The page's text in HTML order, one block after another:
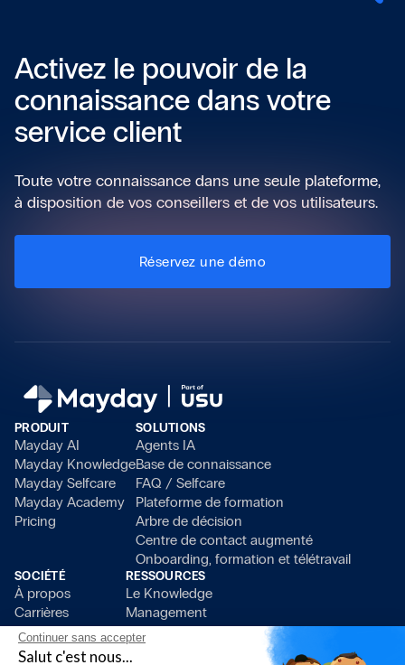
Activez le pouvoir de la
connaissance dans votre
service client
Toute votre connaissance dans une seule plateforme,
à disposition de vos conseillers et de vos utilisateurs.
Réservez une démo
PRODUIT
Mayday AI
Mayday Knowledge
Mayday Selfcare
Mayday Academy
Pricing
SOLUTIONS
Agents IA
Base de connaissance
FAQ / Selfcare
Plateforme de formation
Arbre de décision
Centre de contact augmenté
Onboarding, formation et télétravail
SOCIÉTÉ
À propos
Carrières
Presse
Devenir partenaire
RESSOURCES
Le Knowledge
Management
Blog
Continuer sans accepter
Salut c'est nous...